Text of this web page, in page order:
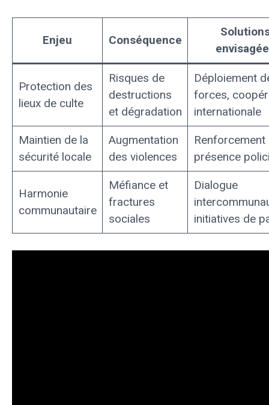
Enjeu Conséquence
Protection des
lieux de culte
Risques de
destructions
et dégradation
Déploiement
forces,
internationale
Maintien de la
sécurité locale
Augmentation
des violences
Renforcement
présence
Harmonie
communautaire
Méfiance et
fractures
sociales
Dialogue
initiatives de